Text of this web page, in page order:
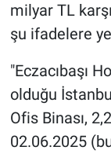
milyar TL
şu ifadelere
"Eczacıbaşı
olduğu
Ofis Binası,
02.06.2025
Koronavirüs
Kültür
Ne demişti
Nedir